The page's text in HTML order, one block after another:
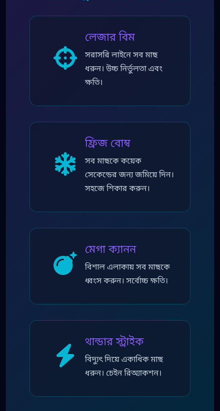
লেজার বিম
সরাসরি লাইনে সব মাছ
ধরুন। উচ্চ নির্ভুলতা এবং
ক্ষতি।
ফ্রিজ বোম্ব
সব মাছকে কয়েক
সেকেন্ডের জন্য জমিয়ে দিন।
সহজে শিকার করুন।
মেগা ক্যানন
বিশাল এলাকায় সব মাছকে
ধ্বংস করুন। সর্বোচ্চ ক্ষতি।
থান্ডার স্ট্রাইক
বিদ্যুৎ দিয়ে একাধিক মাছ
ধরুন। চেইন রিঅ্যাকশন।